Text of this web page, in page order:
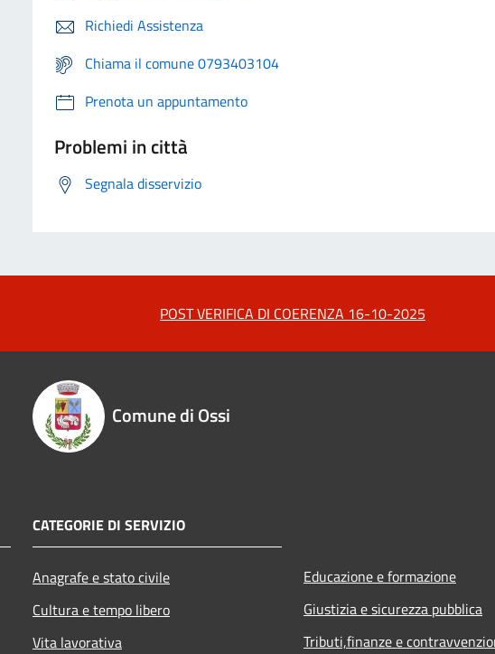
Richiedi Assistenza
Chiama il comune 0793403104
Prenota un appuntamento
Problemi in città
Segnala disservizio
POST VERIFICA DI COERENZA 16-10-2025
Comune di Ossi
CATEGORIE DI SERVIZIO
Anagrafe e stato civile
Cultura e tempo libero
Vita lavorativa
Educazione e formazione
Giustizia e sicurezza pubblica
Tributi,finanze e